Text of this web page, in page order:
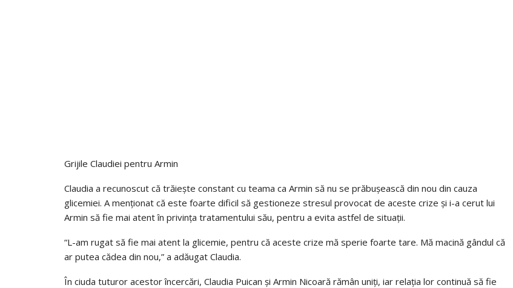
Grijile Claudiei pentru Armin
Claudia a recunoscut că trăiește constant cu teama ca Armin să nu se prăbușească din nou din cauza
glicemiei. A menționat că este foarte dificil să gestioneze stresul provocat de aceste crize și i-a cerut lui
Armin să fie mai atent în privința tratamentului său, pentru a evita astfel de situații.
“L-am rugat să fie mai atent la glicemie, pentru că aceste crize mă sperie foarte tare. Mă macină gândul că
ar putea cădea din nou,” a adăugat Claudia.
În ciuda tuturor acestor încercări, Claudia Puican și Armin Nicoară rămân uniți, iar relația lor continuă să fie